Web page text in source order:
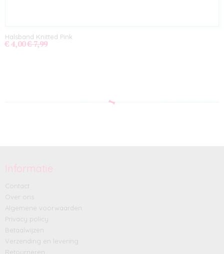
Halsband Knitted Pink
€ 4,00 € 7,99
Informatie
Contact
Over ons
Algemene voorwaarden
Privacy policy
Betaalwijzen
Verzending en levering
Retourneren